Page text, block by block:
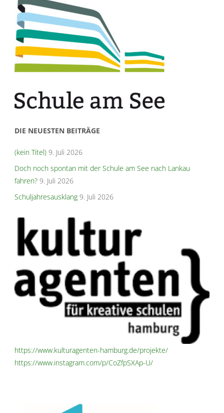
DIE NEUESTEN BEITRÄGE
(kein Titel) 9. Juli 2026
Doch noch spontan mit der Schule am See nach Lankau
fahren? 9. Juli 2026
Schuljahresausklang 9. Juli 2026
https://www.kulturagenten-hamburg.de/projekte/
https://www.instagram.com/p/CoZfpSXAp-U/